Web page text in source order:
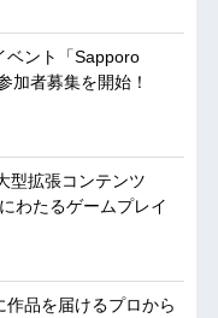
ベント「Sapporo
加者募集を開始！
型拡張コンテンツ
わたるゲームプレイ
品を届けるプロから